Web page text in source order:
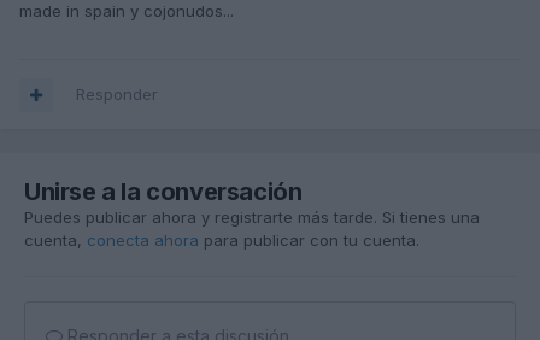
made in spain y cojonudos...
Responder
Unirse a la conversación
Puedes publicar ahora y registrarte más tarde. Si tienes una
cuenta, conecta ahora para publicar con tu cuenta.